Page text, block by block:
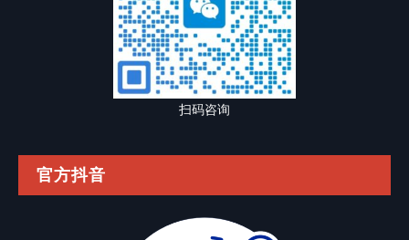
扫码咨询
官方抖音